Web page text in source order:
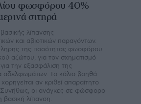
φωσφόρου 40%
σιτηρά
λίπανσης
και αβιοτικών παραγόντων.
της ποσότητας φωσφόρου
αζώτου, για τον σχηµατισµό
την εξασφάλιση της
αδελφωµάτων. Το κάλιο βοηθά
αν κριθεί απαραίτητο
οι ανάγκες σε φώσφορο
βασική λίπανση.